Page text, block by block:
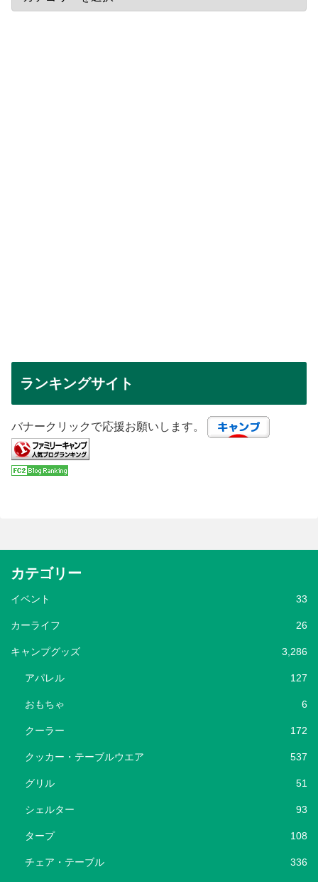
ランキングサイト
バナークリックで応援お願いします。
カテゴリー
イベント 33
カーライフ 26
キャンプグッズ 3,286
アパレル 127
おもちゃ 6
クーラー 172
クッカー・テーブルウエア 537
グリル 51
シェルター 93
タープ 108
チェア・テーブル 336